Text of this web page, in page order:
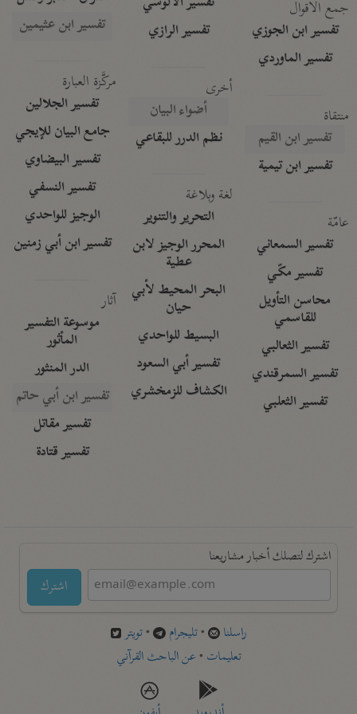
جمع الأقوال
تفسير ابن الجوزي
تفسير الماوردي
منتقاة
تفسير ابن القيم
تفسير ابن تيمية
عامّة
تفسير السمعاني
تفسير مكّي
محاسن التأويل
للقاسمي
تفسير الثعالبي
تفسير السمرقندي
تفسير الثعلبي
تفسير الرازي
أخرى
أضواء البيان
نظم الدرر للبقاعي
لغة وبلاغة
التحرير والتنوير
المحرر الوجيز لابن
عطية
البحر المحيط لأبي
حيان
البسيط للواحدي
تفسير أبي السعود
الكشاف للزمخشري
تفسير ابن عثيمين
مركَّزة العبارة
تفسير الجلالين
جامع البيان للإيجي
تفسير البيضاوي
تفسير النسفي
الوجيز للواحدي
تفسير ابن أبي زمنين
آثار
موسوعة التفسير
المأثور
الدر المنثور
تفسير ابن أبي حاتم
تفسير مقاتل
تفسير قتادة
اشترك لتصلك أخبار مشاريعنا
اشترك
راسلنا •تليجرام •تويتر
تعليمات •عن الباحث القرآني